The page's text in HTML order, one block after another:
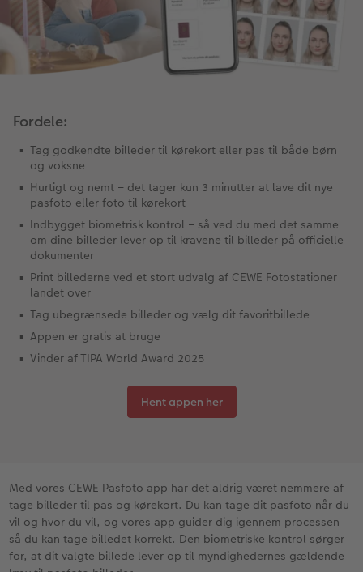
CEWE FOTOBOG Color pop
Panoramaside
Tilbehør
Forstørrelse på fotopapir
Tilbehør
Pasfoto
Billede på aluminiumsplade
Galleritryk
Billede på træ
Fotoplakat med kort
Fotoplakat med plakatliste
Fotocollage
hexxas
Flerdelt vægbillede
Fotopanel
Tilbehør
Tekstiler
Skole og kontor
Art prints
Fyld-selv gaveæske
Mobilcovers
Kæledyr
Inspiration
CEWE Gavekort
Design selv
Postkort
Kort med fotoindstik
Bordkort
Menukort
Direkte forsendelse
Digitalt festkort
Inspiration til bryllup
Valgmuligheder
Gaveindpakning
Fordele:
Tag godkendte billeder til kørekort eller pas til både børn
og voksne
Hurtigt og nemt – det tager kun 3 minutter at lave dit nye
pasfoto eller foto til kørekort
Indbygget biometrisk kontrol – så ved du med det samme
om dine billeder lever op til kravene til billeder på officielle
dokumenter
Print billederne ved et stort udvalg af CEWE Fotostationer
landet over
Tag ubegrænsede billeder og vælg dit favoritbillede
Appen er gratis at bruge
Vinder af TIPA World Award 2025
Hent appen her
Med vores CEWE Pasfoto app har det aldrig været nemmere af
tage billeder til pas og kørekort. Du kan tage dit pasfoto når du
vil og hvor du vil, og vores app guider dig igennem processen
så du kan tage billedet korrekt. Den biometriske kontrol sørger
for, at dit valgte billede lever op til myndighedernes gældende